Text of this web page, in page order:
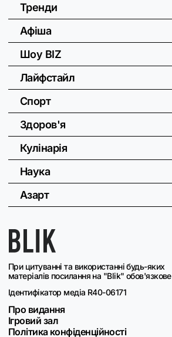
При цитуванні та використанні будь-яких
матеріалів посилання на "Blik" обов'язкове
Ідентифікатор медіа R40-06171
Про видання
Ігровий зал
Політика конфіденційності
Тренди
Афіша
Шоу BIZ
Лайфстайл
Спорт
Здоров'я
Кулінарія
Наука
Азарт